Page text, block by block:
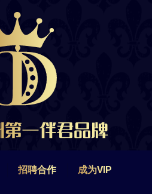
招聘合作 成为VIP
招聘合作
布里斯班